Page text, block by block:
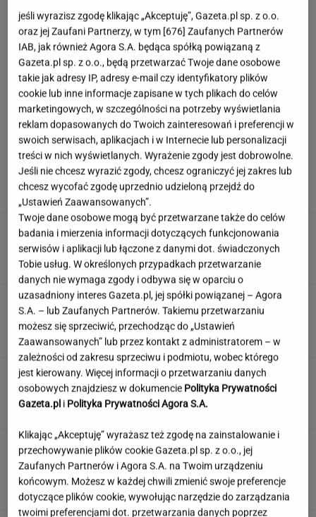
Matki chcą opóźnić pierwszą
miesiączkę córek. Eksperci wyjaśniają
Quiz wspominkowy. Pamiętasz PRL?
Przekonaj się i zdobądź chociaż 9/13!
Węgiel przerwała występ. "Uważajcie na
siebie"
Zanim chleb trafi do twojego koszyka. Zobacz,
jak powstaje pieczywo
MATERIAŁ PROMOCYJNY
"Wiem, kto ma jakie lęki,
halucynacje, znam PESEL-e". Tajemnice
pacjentów słyszy cała stołówka
SUBSKRYPCJA
jeśli wyrazisz zgodę klikając „Akceptuję”, Gazeta.pl sp. z o.o.
oraz jej Zaufani Partnerzy, w tym [676] Zaufanych Partnerów
IAB, jak również Agora S.A. będąca spółką powiązaną z
Gazeta.pl sp. z o.o., będą przetwarzać Twoje dane osobowe
takie jak adresy IP, adresy e-mail czy identyfikatory plików
cookie lub inne informacje zapisane w tych plikach do celów
marketingowych, w szczególności na potrzeby wyświetlania
reklam dopasowanych do Twoich zainteresowań i preferencji w
swoich serwisach, aplikacjach i w Internecie lub personalizacji
treści w nich wyświetlanych. Wyrażenie zgody jest dobrowolne.
Jeśli nie chcesz wyrazić zgody, chcesz ograniczyć jej zakres lub
chcesz wycofać zgodę uprzednio udzieloną przejdź do
„Ustawień Zaawansowanych”.
Twoje dane osobowe mogą być przetwarzane także do celów
badania i mierzenia informacji dotyczących funkcjonowania
serwisów i aplikacji lub łączone z danymi dot. świadczonych
Tobie usług. W określonych przypadkach przetwarzanie
danych nie wymaga zgody i odbywa się w oparciu o
uzasadniony interes Gazeta.pl, jej spółki powiązanej – Agora
S.A. – lub Zaufanych Partnerów. Takiemu przetwarzaniu
możesz się sprzeciwić, przechodząc do „Ustawień
Zaawansowanych” lub przez kontakt z administratorem – w
zależności od zakresu sprzeciwu i podmiotu, wobec którego
jest kierowany. Więcej informacji o przetwarzaniu danych
osobowych znajdziesz w dokumencie Polityka Prywatności
Gazeta.pl i Polityka Prywatności Agora S.A.
Klikając „Akceptuję” wyrażasz też zgodę na zainstalowanie i
przechowywanie plików cookie Gazeta.pl sp. z o.o., jej
Zaufanych Partnerów i Agora S.A. na Twoim urządzeniu
końcowym. Możesz w każdej chwili zmienić swoje preferencje
dotyczące plików cookie, wywołując narzędzie do zarządzania
twoimi preferencjami dot. przetwarzania danych poprzez